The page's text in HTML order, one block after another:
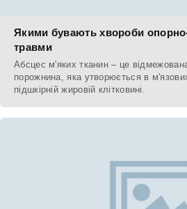
Якими бувають хвороби
травми
Абсцес м'яких тканин – це
порожнина, яка утворюється в
підшкірній жировій клітковині.